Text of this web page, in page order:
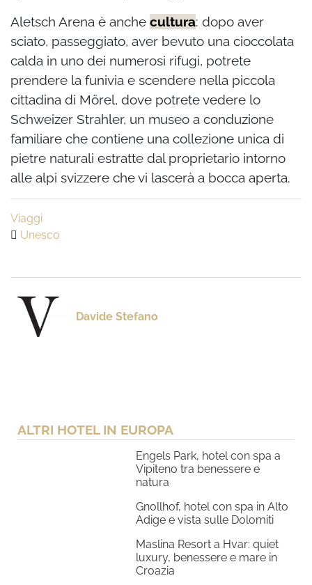
Aletsch Arena è anche cultura: dopo aver
sciato, passeggiato, aver bevuto una cioccolata
calda in uno dei numerosi rifugi, potrete
prendere la funivia e scendere nella piccola
cittadina di Mörel, dove potrete vedere lo
Schweizer Strahler, un museo a conduzione
familiare che contiene una collezione unica di
pietre naturali estratte dal proprietario intorno
alle alpi svizzere che vi lascerà a bocca aperta.
Viaggi
Unesco
Davide Stefano
ALTRI HOTEL IN EUROPA
Engels Park, hotel con spa a
Vipiteno tra benessere e
natura
Gnollhof, hotel con spa in Alto
Adige e vista sulle Dolomiti
Maslina Resort a Hvar: quiet
luxury, benessere e mare in
Croazia